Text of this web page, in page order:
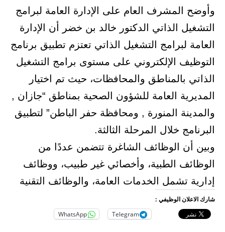
وأوضح المشرف العام على الإدارة العامة لبرامج
التشغيل الذاتي الدكتور خالد بن خضر أن الإدارة
العامة لبرامج التشغيل الذاتي تعتزم تطبيق برنامج
التوظيف الإلكتروني على مستوى برامج التشغيل
الذاتي بالمناطق والمحافظات، حيث تم اختيار
المديرية العامة للشؤون الصحية بمناطق “جازان ,
والمدينة المنورة , ومحافظة حفر الباطن” لتطبيق
البرنامج خلال المرحلة الثالثة.
وبين أن الوظائف الشاغرة تتضمن عددًا من
الوظائف الطبية، وأخصائي غير طبيب، ووظائف
إدارية تشمل الخدمات العامة، والوظائف التقنية
شارك الاعلان الوظيفي :
Telegram
WhatsApp